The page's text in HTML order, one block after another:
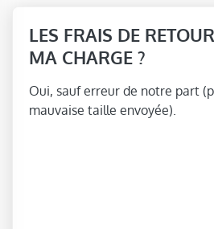
LES FRAIS DE
MA CHARGE ?
Oui, sauf erreur de notre part
mauvaise taille envoyée).